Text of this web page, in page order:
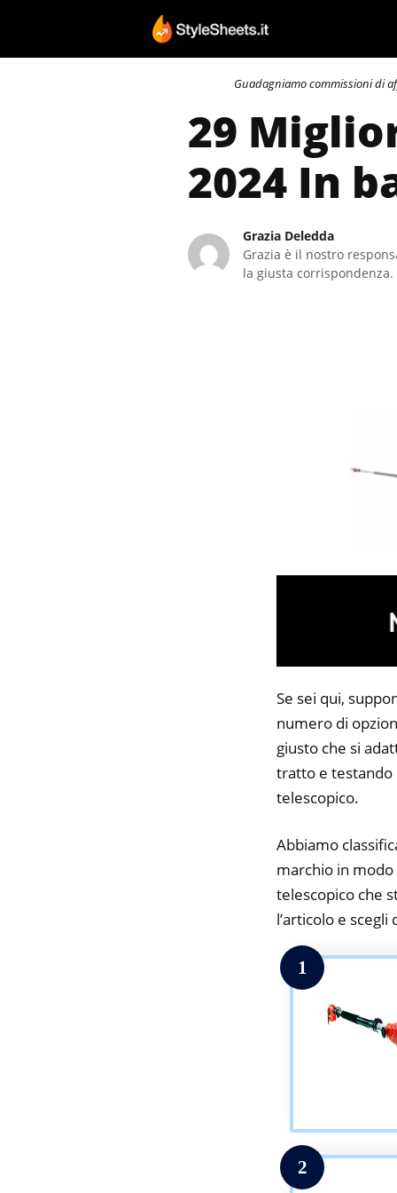
contenuto
Guadagniamo commissioni di
29
2024 In
Grazia Deledda
Grazia è il nostro
la giusta
Se sei qui,
numero di
giusto che si
tratto e testando
telescopico.
Abbiamo
marchio in
telescopico che
l’articolo e
1
2